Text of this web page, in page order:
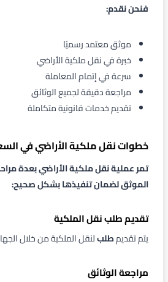
فنحن نقدم:
موثق معتمد رسميًا
خبرة في نقل ملكية الأراضي
سرعة في إتمام المعاملة
مراجعة دقيقة لجميع الوثائق
تقديم خدمات قانونية متكاملة
خطوات نقل ملكية الأراضي في
تمر عملية نقل ملكية الأراضي بعدة
الموثق لضمان تنفيذها بشكل صحيح:
تقديم طلب نقل الملكية
يتم تقديمطلبلنقل الملكية من خلال
مراجعة الوثائق